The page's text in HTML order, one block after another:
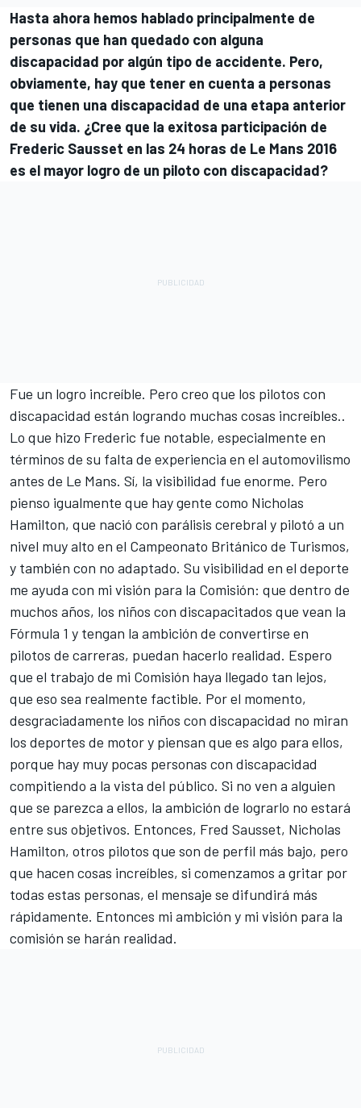
Hasta ahora hemos hablado principalmente de
personas que han quedado con alguna
discapacidad por algún tipo de accidente. Pero,
obviamente, hay que tener en cuenta a personas
que tienen una discapacidad de una etapa anterior
de su vida. ¿Cree que la exitosa participación de
Frederic Sausset en las 24 horas de Le Mans 2016
es el mayor logro de un piloto con discapacidad?
Fue un logro increíble. Pero creo que los pilotos con
discapacidad están logrando muchas cosas increíbles..
Lo que hizo Frederic fue notable, especialmente en
términos de su falta de experiencia en el automovilismo
antes de Le Mans. Sí, la visibilidad fue enorme. Pero
pienso igualmente que hay gente como Nicholas
Hamilton, que nació con parálisis cerebral y pilotó a un
nivel muy alto en el Campeonato Británico de Turismos,
y también con no adaptado. Su visibilidad en el deporte
me ayuda con mi visión para la Comisión: que dentro de
muchos años, los niños con discapacitados que vean la
Fórmula 1 y tengan la ambición de convertirse en
pilotos de carreras, puedan hacerlo realidad. Espero
que el trabajo de mi Comisión haya llegado tan lejos,
que eso sea realmente factible. Por el momento,
desgraciadamente los niños con discapacidad no miran
los deportes de motor y piensan que es algo para ellos,
porque hay muy pocas personas con discapacidad
compitiendo a la vista del público. Si no ven a alguien
que se parezca a ellos, la ambición de lograrlo no estará
entre sus objetivos. Entonces, Fred Sausset, Nicholas
Hamilton, otros pilotos que son de perfil más bajo, pero
que hacen cosas increíbles, si comenzamos a gritar por
todas estas personas, el mensaje se difundirá más
rápidamente. Entonces mi ambición y mi visión para la
comisión se harán realidad.